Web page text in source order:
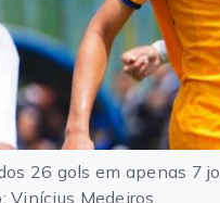
26 gols em apenas 7
Vinícius Medeiros